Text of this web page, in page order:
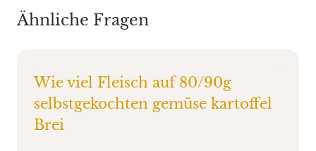
Ähnliche Fragen
Wie viel Fleisch auf 80/90g
selbstgekochten gemüse kartoffel
Brei